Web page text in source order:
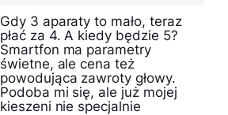
Gdy 3 aparaty to mało, teraz
płać za 4. A kiedy będzie 5?
Smartfon ma parametry
świetne, ale cena też
powodująca zawroty głowy.
Podoba mi się, ale już mojej
kieszeni nie specjalnie